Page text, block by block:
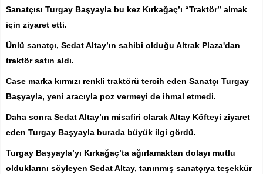
Sanatçısı Turgay Başyayla bu kez Kırkağaç’ı “Traktör” almak
için ziyaret etti.
Ünlü sanatçı, Sedat Altay’ın sahibi olduğu Altrak Plaza'dan
traktör satın aldı.
Case marka kırmızı renkli traktörü tercih eden Sanatçı Turgay
Başyayla, yeni aracıyla poz vermeyi de ihmal etmedi.
Daha sonra Sedat Altay’ın misafiri olarak Altay Köfteyi ziyaret
eden Turgay Başyayla burada büyük ilgi gördü.
Turgay Başyayla’yı Kırkağaç’ta ağırlamaktan dolayı mutlu
olduklarını söyleyen Sedat Altay, tanınmış sanatçıya teşekkür